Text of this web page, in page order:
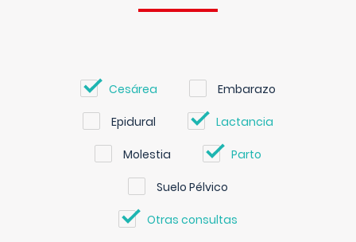
Cesárea Embarazo
Epidural Lactancia
Molestia Parto
Suelo Pélvico
Otras consultas